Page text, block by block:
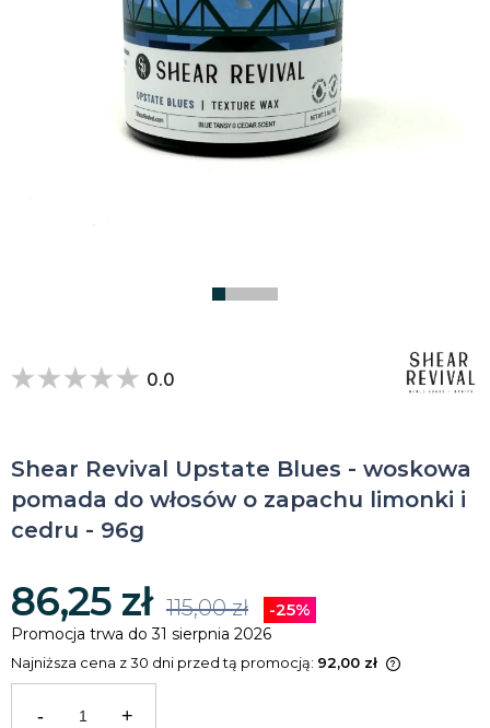
Shear Revival Upstate Blues - woskowa
pomada do włosów o zapachu limonki i
cedru - 96g
0.0
86,25 zł 115,00 zł -25%
Promocja trwa do 31 sierpnia 2026
Najniższa cena z 30 dni przed tą promocją: 92,00 zł
Jeżeli produkt jest sprzedawany
- +